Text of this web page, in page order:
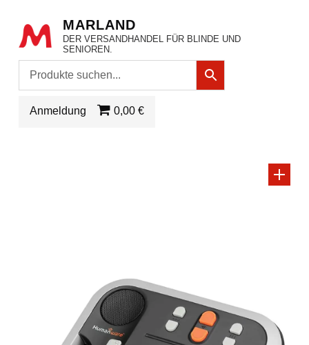
MARLAND
DER VERSANDHANDEL FÜR BLINDE UND
SENIOREN.
Anmeldung 0,00 €